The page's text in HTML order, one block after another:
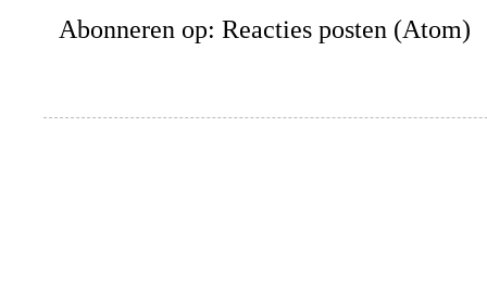
Abonneren op: Reacties posten (Atom)